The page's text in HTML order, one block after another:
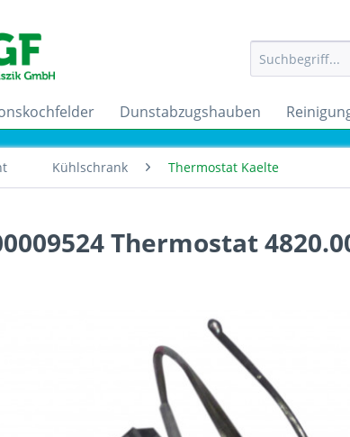
Dunstabzugshauben
Kühlschrank Thermostat Kaelte
Thermostat